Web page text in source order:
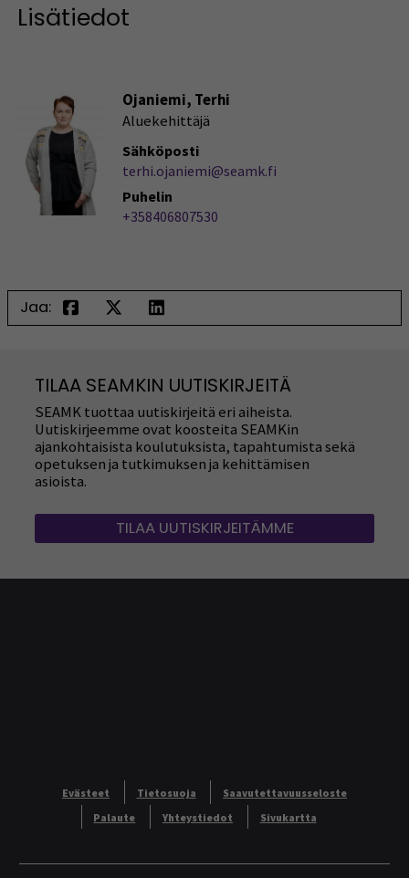
Lisätiedot
Ojaniemi, Terhi
Aluekehittäjä
Sähköposti
terhi.ojaniemi@seamk.fi
Puhelin
+358406807530
Jaa:
TILAA SEAMKIN UUTISKIRJEITÄ
SEAMK tuottaa uutiskirjeitä eri aiheista.
Uutiskirjeemme ovat koosteita SEAMKin
ajankohtaisista koulutuksista, tapahtumista sekä
opetuksen ja tutkimuksen ja kehittämisen
asioista.
TILAA UUTISKIRJEITÄMME
Evästeet Tietosuoja
Saavutettavuusseloste
Palaute
Yhteystiedot Sivukartta